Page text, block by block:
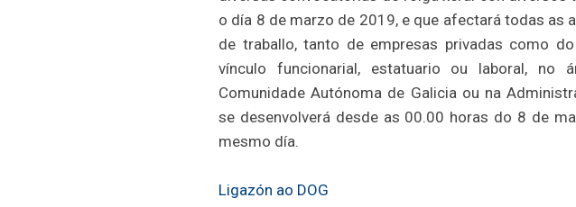
o día 8 de marzo de 2019, e que afectará todas as
de traballo, tanto de empresas privadas como
vínculo funcionarial, estatuario ou laboral, no
Comunidade Autónoma de Galicia ou na
se desenvolverá desde as 00.00 horas do 8 de
mesmo día.
Ligazón ao DOG